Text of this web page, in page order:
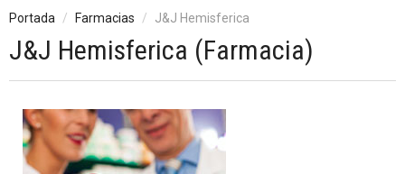
Portada Farmacias J&J Hemisferica
J&J Hemisferica (Farmacia)